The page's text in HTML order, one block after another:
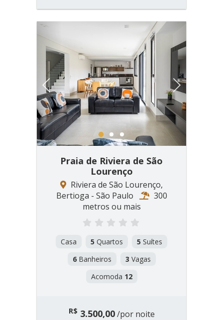
Previous Next
1 2 3
Praia de Riviera de São
Lourenço
Riviera de São Lourenço,
Bertioga - São Paulo
300
metros ou mais
Casa 5 Quartos 5 Suítes
6Banheiros 3 Vagas
Acomoda 12
R$ 3.500,00/por noite